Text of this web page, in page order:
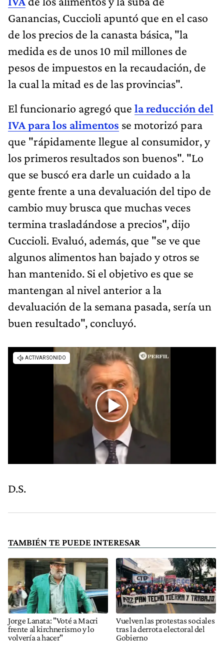
Ganancias, Cuccioli apuntó que en el caso
de los precios de la canasta básica, "la
medida es de unos 10 mil millones de
pesos de impuestos en la recaudación, de
la cual la mitad es de las provincias".
El funcionario agregó que la reducción del
IVA para los alimentos se motorizó para
que "rápidamente llegue al consumidor, y
los primeros resultados son buenos". "Lo
que se buscó era darle un cuidado a la
gente frente a una devaluación del tipo de
cambio muy brusca que muchas veces
termina trasladándose a precios", dijo
Cuccioli. Evaluó, además, que "se ve que
algunos alimentos han bajado y otros se
han mantenido. Si el objetivo es que se
mantengan al nivel anterior a la
devaluación de la semana pasada, sería un
buen resultado", concluyó.
D.S.
TAMBIÉN TE PUEDE INTERESAR
Jorge Lanata: "Voté a Macri
frente al kirchnerismo y lo
volvería a hacer"
Vuelven las protestas sociales
tras la derrota electoral del
Gobierno